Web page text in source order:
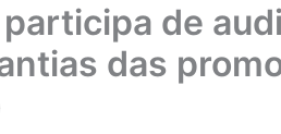
participa de
das